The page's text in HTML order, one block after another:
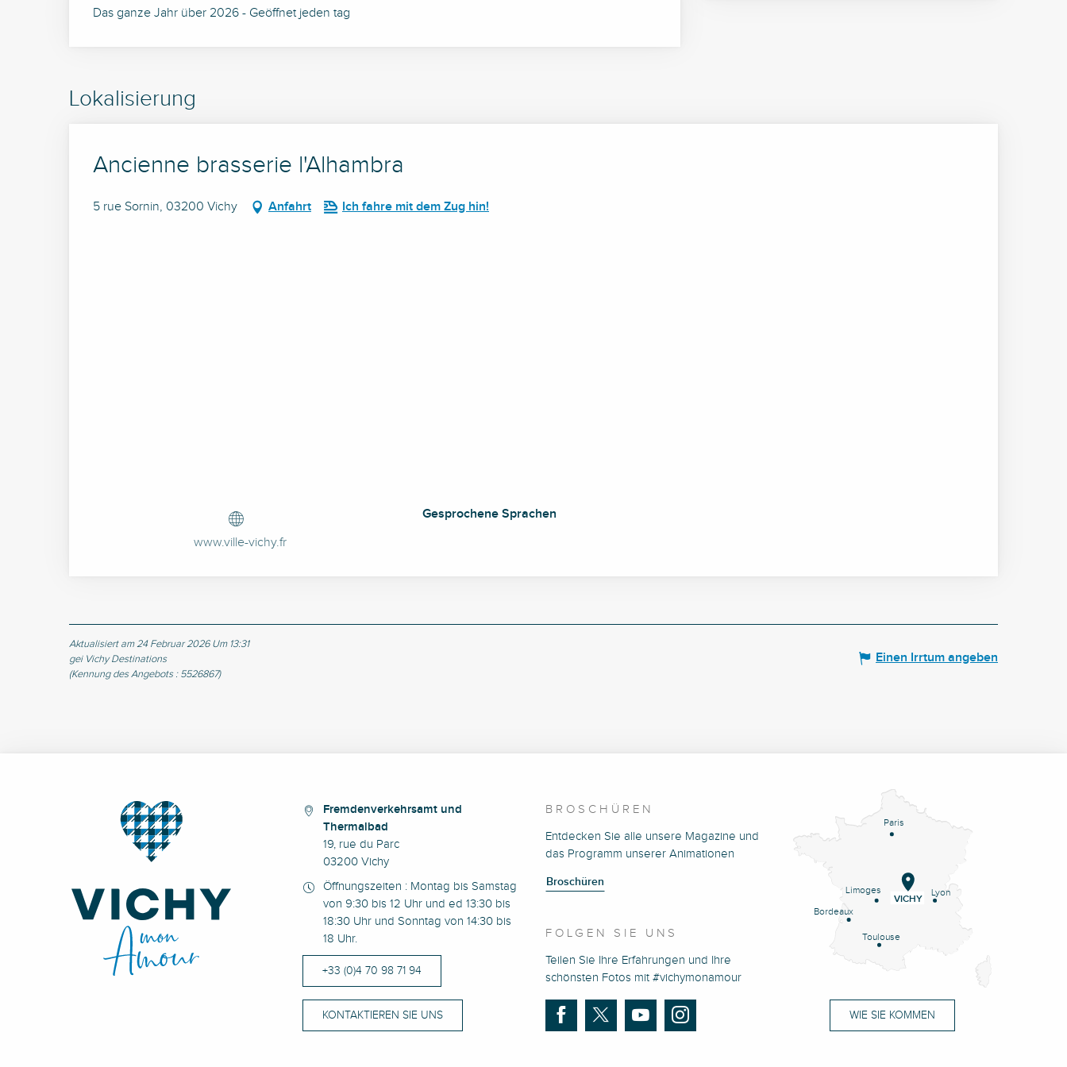
Das ganze Jahr über 2026 - Geöffnet jeden tag
Lokalisierung
Ancienne brasserie l'Alhambra
5 rue Sornin, 03200 Vichy Anfahrt Ich fahre mit dem Zug hin!
www.ville-vichy.fr
Gesprochene Sprachen
Gesprochene Sprachen
Aktualisiert am 24 Februar 2026 Um 13:31
gei Vichy Destinations
(Kennung des Angebots : 5526867)
Einen Irrtum angeben
Fremdenverkehrsamt und
Thermalbad
19, rue du Parc
03200 Vichy
Öffnungszeiten : Montag bis Samstag
von 9:30 bis 12 Uhr und ed 13:30 bis
18:30 Uhr und Sonntag von 14:30 bis
18 Uhr.
+33 (0)4 70 98 71 94
KONTAKTIEREN SIE UNS
BROSCHÜREN
Entdecken Sie alle unsere Magazine und
das Programm unserer Animationen
Broschüren
FOLGEN SIE UNS
Teilen Sie Ihre Erfahrungen und Ihre
schönsten Fotos mit #vichymonamour
Paris
Lyon
Limoges
Bordeaux
Toulouse
VICHY
WIE SIE KOMMEN